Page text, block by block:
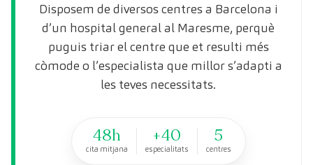
Disposem de diversos centres a Barcelona i
d’un hospital general al Maresme, perquè
puguis triar el centre que et resulti més
còmode o l’especialista que millor s’adapti a
les teves necessitats.
48h
cita mitjana
+40
especialitats
5
centres